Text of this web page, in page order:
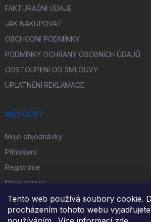
Tento web používá soubory cookie.
procházením tohoto webu
FAKTURAČNÍ ÚDAJE
JAK NAKUPOVAT
OBCHODNÍ PODMÍNKY
PODMÍNKY OCHRANY OSOBNÍCH ÚDAJŮ
ODSTOUPENÍ OD SMLOUVY
UPLATNĚNÍ REKLAMACE
MŮJ ÚČET
Moje objednávky
Přihlášení
Registrace
Moje adresy
FACEBOOK